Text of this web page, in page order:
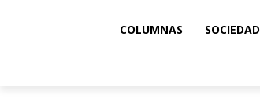
COLUMNAS SOCIEDAD